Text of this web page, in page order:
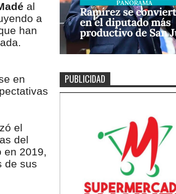
al
a
han
en
el
del
en 2019,
de sus
PUBLICIDAD